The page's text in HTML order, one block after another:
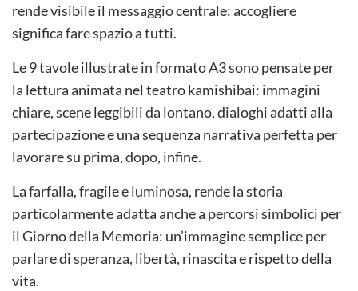
rende visibile il messaggio centrale: accogliere
significa fare spazio a tutti.
Le 9 tavole illustrate in formato A3 sono pensate per
la lettura animata nel teatro kamishibai: immagini
chiare, scene leggibili da lontano, dialoghi adatti alla
partecipazione e una sequenza narrativa perfetta per
lavorare su prima, dopo, infine.
La farfalla, fragile e luminosa, rende la storia
particolarmente adatta anche a percorsi simbolici per
il Giorno della Memoria: un’immagine semplice per
parlare di speranza, libertà, rinascita e rispetto della
vita.